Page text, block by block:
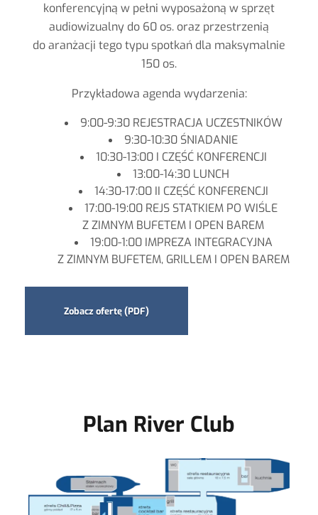
konferencyjną w pełni wyposażoną w sprzęt
audiowizualny do 60 os. oraz przestrzenią
do aranżacji tego typu spotkań dla maksymalnie
150 os.
Przykładowa agenda wydarzenia:
9:00-9:30 REJESTRACJA UCZESTNIKÓW
9:30-10:30 ŚNIADANIE
10:30-13:00 I CZĘŚĆ KONFERENCJI
13:00-14:30 LUNCH
14:30-17:00 II CZĘŚĆ KONFERENCJI
17:00-19:00 REJS STATKIEM PO WIŚLE
Z ZIMNYM BUFETEM I OPEN BAREM
19:00-1:00 IMPREZA INTEGRACYJNA
Z ZIMNYM BUFETEM, GRILLEM I OPEN BAREM
Zobacz ofertę (PDF)
Plan River Club